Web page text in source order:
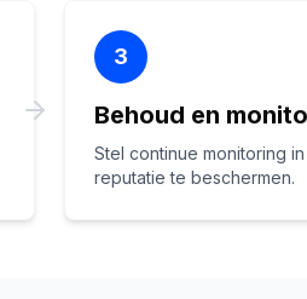
3
Behoud en
Stel continue monitoring
reputatie te beschermen.